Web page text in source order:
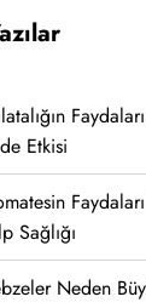
Etkisi
Sağlığı
Neden